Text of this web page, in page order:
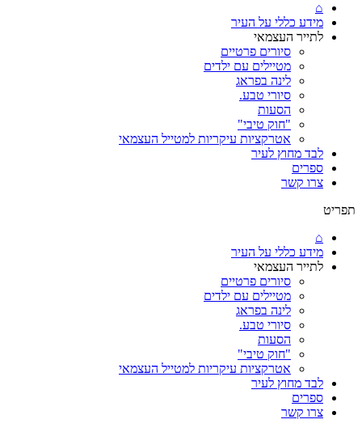
⌂
מידע כללי על העיר
לתייר העצמאי
סיורים פרטיים
מטיילים עם ילדים
לינה בפראג
סיורי טבע.
הסעות
"חוק טיבי"
אטרקציות עיקריות למטייל העצמאי
לבד מחוץ לעיר
ספרים
צרו קשר
תפריט
⌂
מידע כללי על העיר
לתייר העצמאי
סיורים פרטיים
מטיילים עם ילדים
לינה בפראג
סיורי טבע.
הסעות
"חוק טיבי"
אטרקציות עיקריות למטייל העצמאי
לבד מחוץ לעיר
ספרים
צרו קשר